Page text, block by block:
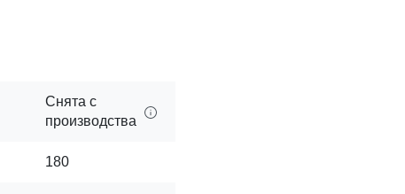
Снята с
производства
180